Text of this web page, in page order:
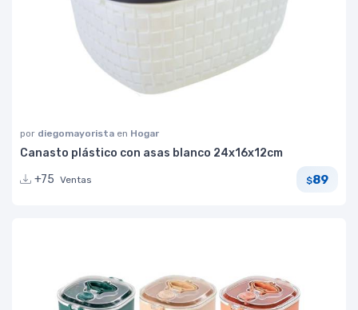
por diegomayorista en Hogar
Canasto plástico con asas blanco 24x16x12cm
+75 Ventas $89